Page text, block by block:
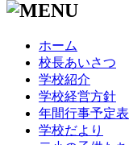
ホーム
校長あいさつ
学校紹介
学校経営方針
年間行事予定表
学校だより